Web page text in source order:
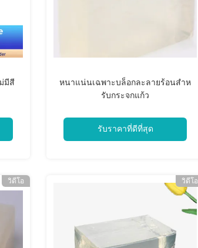
มีสี
หนาแน่นเฉพาะบล็อกละลายร้อนสําห
รับกระจกแก้ว
รับราคาที่ดีที่สุด
วิดีโอ วิดีโอ